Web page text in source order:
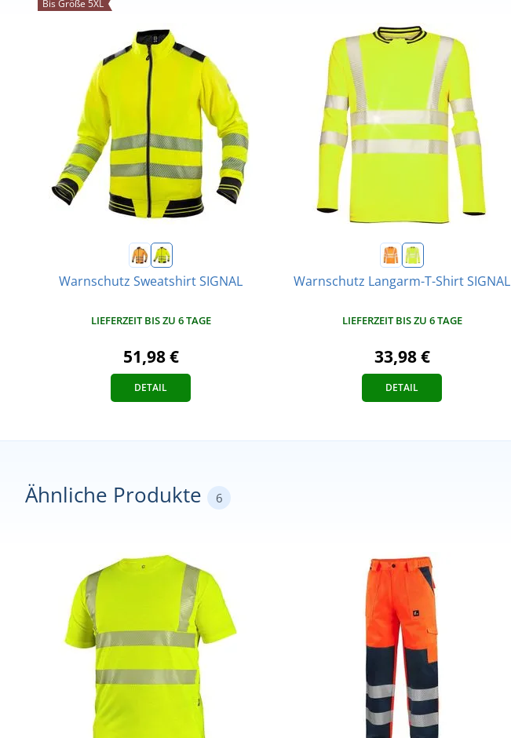
Bis Größe 5XL
Warnschutz Sweatshirt SIGNAL
LIEFERZEIT BIS ZU 6 TAGE
51,98 €
DETAIL
Warnschutz Langarm-T-Shirt SIGNAL
LIEFERZEIT BIS ZU 6 TAGE
33,98 €
DETAIL
Ähnliche Produkte 6